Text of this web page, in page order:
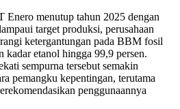
Enero menutup tahun 2025 dengan
target produksi, perusahaan
ketergantungan pada BBM fosil
kadar etanol hingga 99,9 persen.
sempurna tersebut semakin
pemangku kepentingan, terutama
penggunaannya